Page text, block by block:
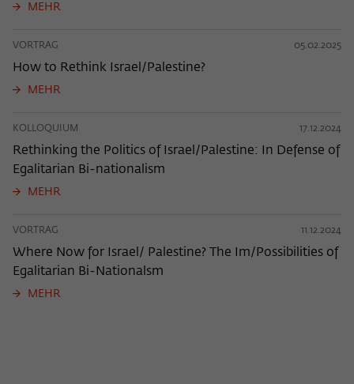
MEHR
VORTRAG 05.02.2025
How to Rethink Israel/Palestine?
MEHR
KOLLOQUIUM 17.12.2024
Rethinking the Politics of Israel/Palestine: In Defense of
Egalitarian Bi-nationalism
MEHR
VORTRAG 11.12.2024
Where Now for Israel/ Palestine? The Im/Possibilities of
Egalitarian Bi-Nationalsm
MEHR